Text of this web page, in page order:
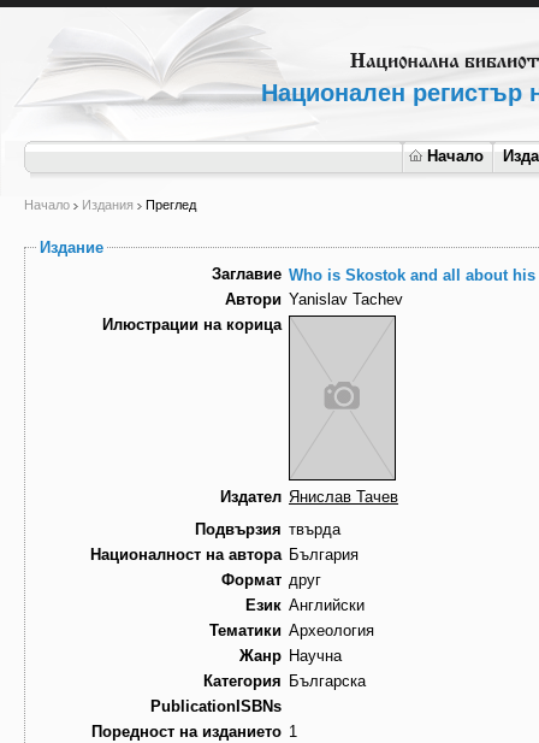
Национален регистър
Начало
Начало Издания Преглед
Издание
Заглавие Who is Skostok and all about
Автори Yanislav Tachev
Илюстрации на корица
Издател Янислав Тачев
Подвързия твърда
Националност на автора България
Формат друг
Език Английски
Тематики Археология
Жанр Научна
Категория Българска
PublicationISBNs
Поредност на изданието 1